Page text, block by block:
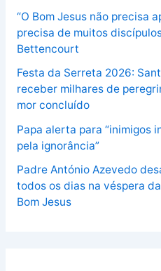
“O Bom Jesus não precisa
precisa de muitos
Bettencourt
Festa da Serreta 2026:
receber milhares de
mor concluído
Papa alerta para “inimigos
pela ignorância”
Padre António Azevedo
todos os dias na véspera
Bom Jesus